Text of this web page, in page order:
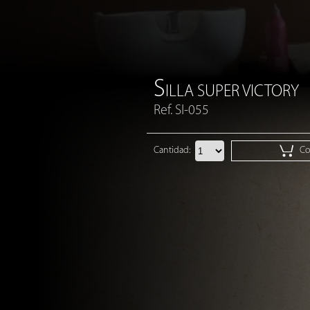
SILLA SUPER VICTORY
Ref. SI-055
Cantidad: